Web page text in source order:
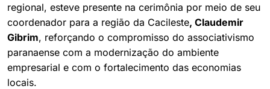
regional, esteve presente na cerimônia por meio de seu
coordenador para a região da Cacileste, Claudemir
Gibrim, reforçando o compromisso do associativismo
paranaense com a modernização do ambiente
empresarial e com o fortalecimento das economias
locais.